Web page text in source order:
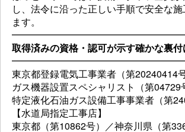
し、法令に沿った正しい手順で安全な
ます。
取得済みの資格・認可が示す確かな裏付
東京都登録電気工事業者（第20240414号
ガス機器設置スペシャリスト（第04729
特定液化石油ガス設備工事事業者（第
【水道局指定工事店】
東京都（第10862号）／神奈川県（第